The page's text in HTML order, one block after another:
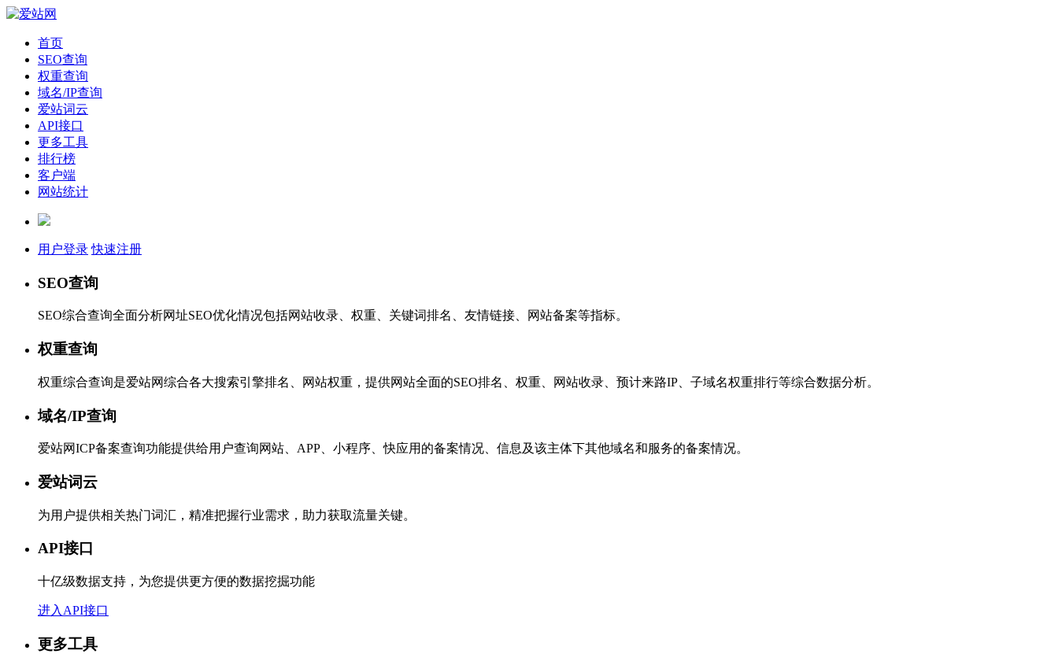
首页
SEO查询
权重查询
域名/IP查询
爱站词云
API接口
更多工具
排行榜
客户端
网站统计
用户登录 快速注册
SEO查询
SEO综合查询全面分析网址SEO优化情况包括网站收录、权重、关键词排名、友情链接、网站备案等指标。
权重查询
权重综合查询是爱站网综合各大搜索引擎排名、网站权重，提供网站全面的SEO排名、权重、网站收录、预计来路IP、子域名权重排行等综合数据分析。
域名/IP查询
爱站网ICP备案查询功能提供给用户查询网站、APP、小程序、快应用的备案情况、信息及该主体下其他域名和服务的备案情况。
爱站词云
为用户提供相关热门词汇，精准把握行业需求，助力获取流量关键。
API接口
十亿级数据支持，为您提供更方便的数据挖掘功能
进入API接口
更多工具